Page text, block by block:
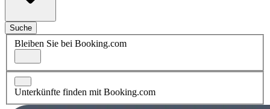
Suche
Bleiben Sie bei Booking.com
Unterkünfte finden mit Booking.com